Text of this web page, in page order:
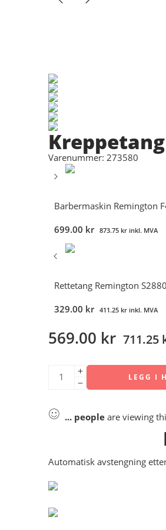
Varenummer: 273580
Barbermaskin Remington
699.00 kr 873.75 kr inkl. MVA
Rettetang Remington
329.00 kr 411.25 kr inkl. MVA
569.00 kr 711.25
LEGG I
... people are viewing
Automatisk avstengning